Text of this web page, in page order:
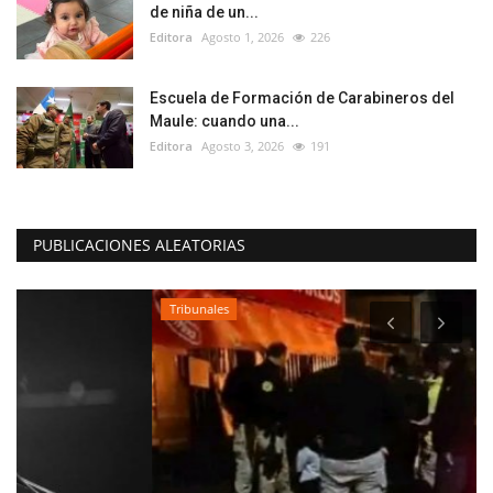
de niña de un...
Editora Agosto 1, 2026 226
Escuela de Formación de Carabineros del
Maule: cuando una...
Editora Agosto 3, 2026 191
PUBLICACIONES ALEATORIAS